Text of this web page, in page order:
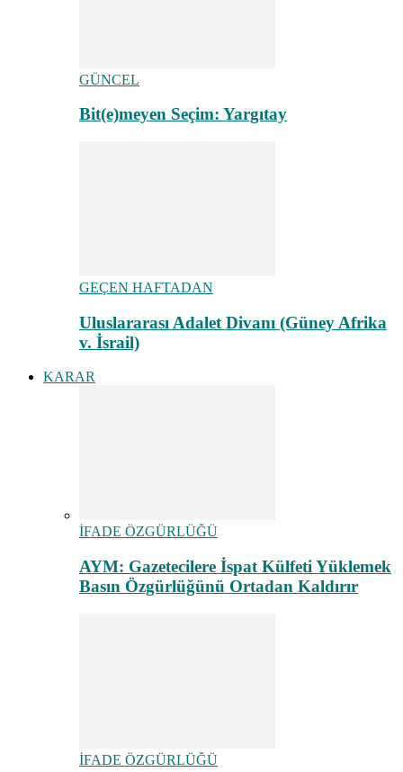
GÜNCEL
Bit(e)meyen Seçim: Yargıtay
GEÇEN HAFTADAN
Uluslararası Adalet Divanı (Güney Afrika
v. İsrail)
KARAR
İFADE ÖZGÜRLÜĞÜ
AYM: Gazetecilere İspat Külfeti Yüklemek
Basın Özgürlüğünü Ortadan Kaldırır
İFADE ÖZGÜRLÜĞÜ